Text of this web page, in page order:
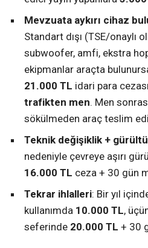
Mevzuata aykırı cihaz
Standart dışı (TSE/onaylı
subwoofer, amfi, ekstra
ekipmanlar araçta
21.000 TL idari para
trafikten men. Men
sökülmeden araç teslim
Teknik değişiklik + gürültü
nedeniyle çevreye aşırı
16.000 TL ceza + 30 gün
Tekrar ihlalleri: Bir yıl
kullanımda 10.000 TL,
seferinde 20.000 TL + 30